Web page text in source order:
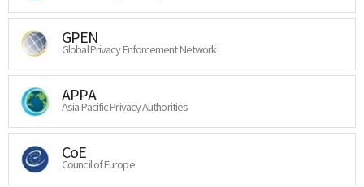
GPEN
Global Privacy Enforcement Network
APPA
Asia Pacific Privacy Authorities
CoE
Council of Europe